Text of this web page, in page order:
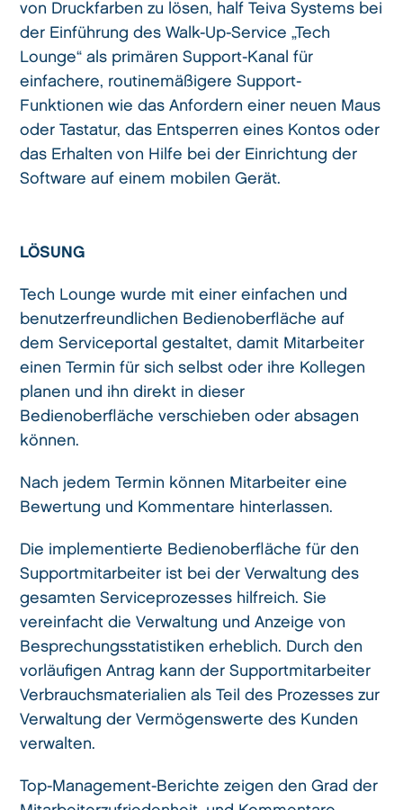
von Druckfarben zu lösen, half Teiva Systems bei
der Einführung des Walk-Up-Service „Tech
Lounge“ als primären Support-Kanal für
einfachere, routinemäßigere Support-
Funktionen wie das Anfordern einer neuen Maus
oder Tastatur, das Entsperren eines Kontos oder
das Erhalten von Hilfe bei der Einrichtung der
Software auf einem mobilen Gerät.
LÖSUNG
Tech Lounge wurde mit einer einfachen und
benutzerfreundlichen Bedienoberfläche auf
dem Serviceportal gestaltet, damit Mitarbeiter
einen Termin für sich selbst oder ihre Kollegen
planen und ihn direkt in dieser
Bedienoberfläche verschieben oder absagen
können.
Nach jedem Termin können Mitarbeiter eine
Bewertung und Kommentare hinterlassen.
Die implementierte Bedienoberfläche für den
Supportmitarbeiter ist bei der Verwaltung des
gesamten Serviceprozesses hilfreich. Sie
vereinfacht die Verwaltung und Anzeige von
Besprechungsstatistiken erheblich. Durch den
vorläufigen Antrag kann der Supportmitarbeiter
Verbrauchsmaterialien als Teil des Prozesses zur
Verwaltung der Vermögenswerte des Kunden
verwalten.
Top-Management-Berichte zeigen den Grad der